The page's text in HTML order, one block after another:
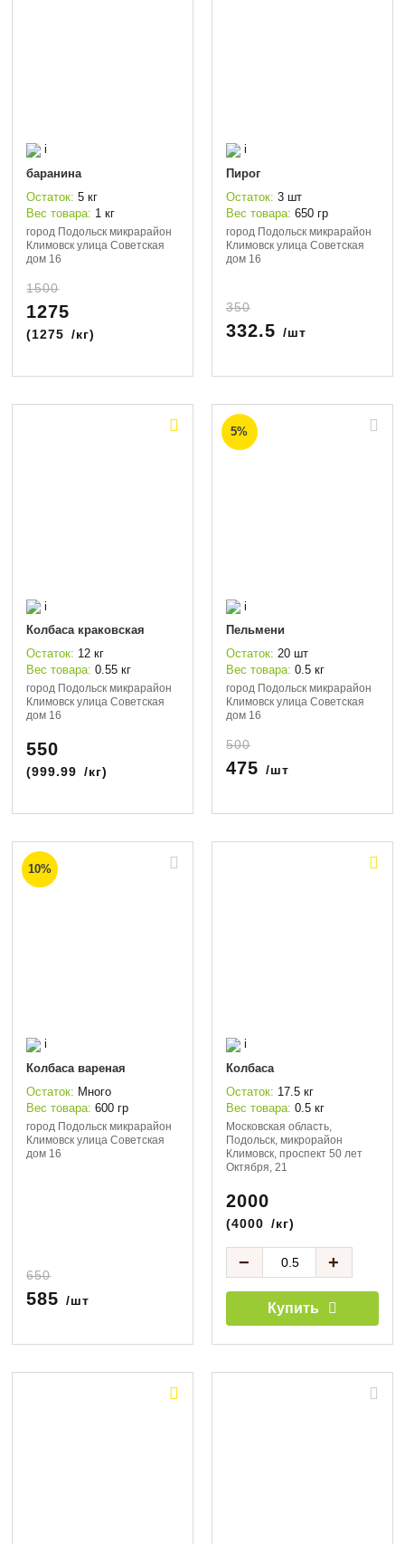
i
баранина
Остаток:5 кг
Вес товара: 1 кг
город Подольск микрарайон
Климовск улица Советская
дом 16
1500
1275
(1275 /кг)
i
Пирог
Остаток: 3 шт
Вес товара: 650 гр
город Подольск микрарайон
Климовск улица Советская
дом 16
350
332.5 /шт
i
Колбаса краковская
Остаток: 12 кг
Вес товара:0.55 кг
город Подольск микрарайон
Климовск улица Советская
дом 16
550
(999.99 /кг)
5%
i
Пельмени
Остаток: 20 шт
Вес товара: 0.5 кг
город Подольск микрарайон
Климовск улица Советская
дом 16
500
475 /шт
10%
i
Колбаса вареная
Остаток: Много
Вес товара:600 гр
город Подольск микрарайон
Климовск улица Советская
дом 16
650
585 /шт
i
Колбаса
Остаток: 17.5 кг
Вес товара: 0.5 кг
Московская область,
Подольск, микрорайон
Климовск, проспект 50 лет
Октября, 21
2000
(4000 /кг)
− +
Купить